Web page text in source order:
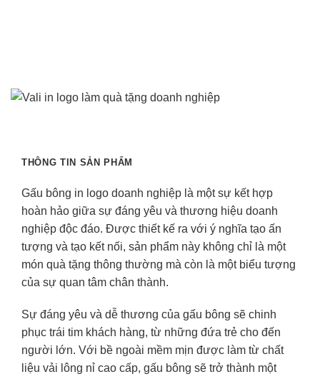
THÔNG TIN SẢN PHẨM
Gấu bông in logo doanh nghiệp là một sự kết hợp
hoàn hảo giữa sự đáng yêu và thương hiệu doanh
nghiệp độc đáo. Được thiết kế ra với ý nghĩa tạo ấn
tượng và tạo kết nối, sản phẩm này không chỉ là một
món quà tặng thông thường mà còn là một biểu tượng
của sự quan tâm chân thành.
Sự đáng yêu và dễ thương của gấu bông sẽ chinh
phục trái tim khách hàng, từ những đứa trẻ cho đến
người lớn. Với bề ngoài mềm mịn được làm từ chất
liệu vải lông nỉ cao cấp, gấu bông sẽ trở thành một